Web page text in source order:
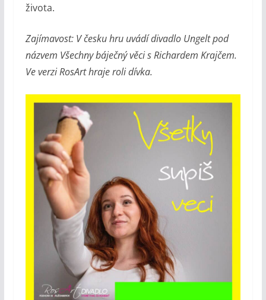
života.
Zajímavost: V česku hru uvádí divadlo Ungelt pod
názvem Všechny báječný věci s Richardem Krajčem.
Ve verzi RosArt hraje roli dívka.